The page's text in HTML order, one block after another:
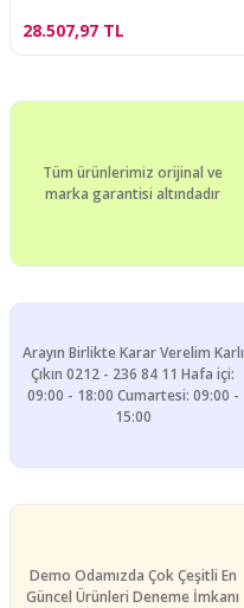
28.507,97 TL
Tüm ürünlerimiz orijinal ve
marka garantisi altındadır
Arayın Birlikte Karar Verelim Karlı
Çıkın 0212 - 236 84 11 Hafa içi:
09:00 - 18:00 Cumartesi: 09:00 -
15:00
Demo Odamızda Çok Çeşitli En
Güncel Ürünleri Deneme İmkanı